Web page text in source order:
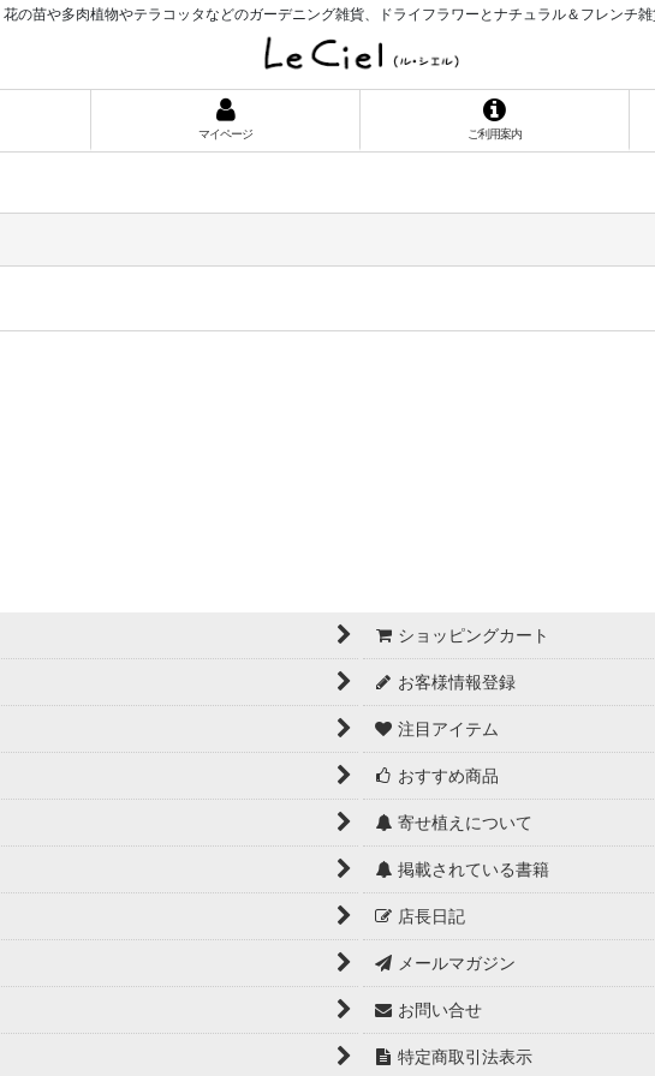
花の苗や多肉植物やテラコッタなどのガーデニング雑貨、ドライフラワーとナチュラル＆フレンチ雑
マイページ ご利用案内
ショッピングカート
お客様情報登録
注目アイテム
おすすめ商品
寄せ植えについて
掲載されている書籍
店長日記
メールマガジン
お問い合せ
特定商取引法表示